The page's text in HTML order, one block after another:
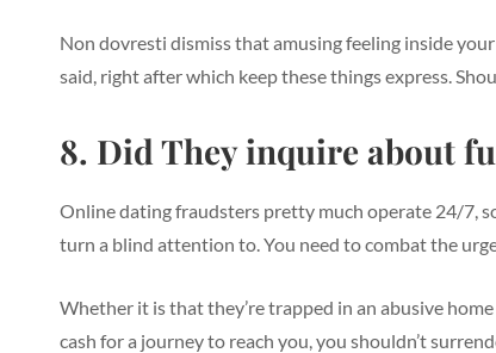
Non dovresti dismiss that amusing feeling inside
said, right after which keep these things express.
8. Did They inquire about
Online dating fraudsters pretty much operate 24/7,
turn a blind attention to. You need to combat the
Whether it is that they’re trapped in an abusive
cash for a journey to reach you, you shouldn’t